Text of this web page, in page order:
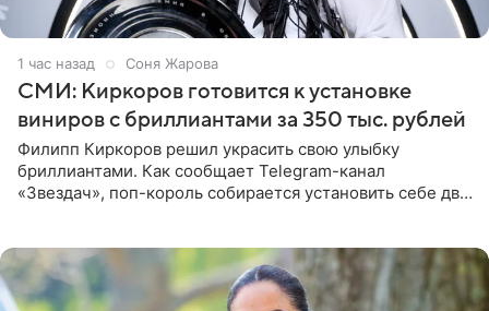
1 час назад Соня Жарова
СМИ: Киркоров готовится к установке
виниров с бриллиантами за 350 тыс. рублей
Филипп Киркоров решил украсить свою улыбку
бриллиантами. Как сообщает Telegram-канал
«Звездач», поп-король собирается установить себе два